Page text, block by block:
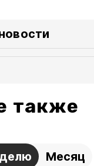
также
Месяц